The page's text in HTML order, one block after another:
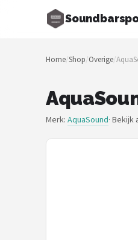
Zoeken
NAVIGATIE
Merken
Home/Shop/Overige/
Merk: AquaSound· Bekijk